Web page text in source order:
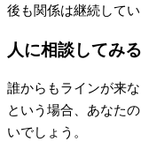
後も関係は継続してい
人に相談してみる
誰からもラインが来
という場合、あなた
いでしょう。